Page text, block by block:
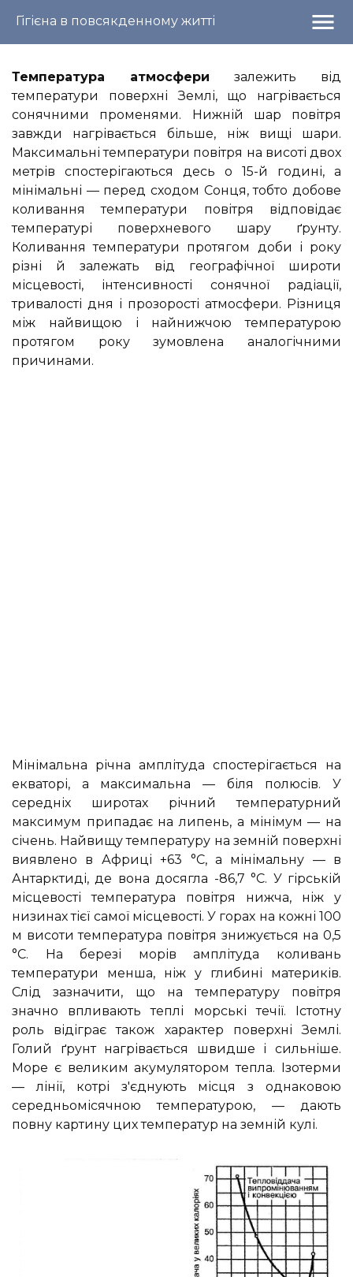
Гігієна в повсякденному житті menu
Температура атмосфери залежить від
температури поверхні Землі, що нагрівається
сонячними променями. Нижній шар повітря
завжди нагрівається більше, ніж вищі шари.
Максимальні температури повітря на висоті двох
метрів спостерігаються десь о 15-й годині, а
мінімальні — перед сходом Сонця, тобто добове
коливання температури повітря відповідає
температурі поверхневого шару ґрунту.
Коливання температури протягом доби і року
різні й залежать від географічної широти
місцевості, інтенсивності сонячної радіації,
тривалості дня і прозорості атмосфери. Різниця
між найвищою і найнижчою температурою
протягом року зумовлена аналогічними
причинами.
Мінімальна річна амплітуда спостерігається на
екваторі, а максимальна — біля полюсів. У
середніх широтах річний температурний
максимум припадає на липень, а мінімум — на
січень. Найвищу температуру на земній поверхні
виявлено в Африці +63 °С, а мінімальну — в
Антарктиді, де вона досягла -86,7 °С. У гірській
місцевості температура повітря нижча, ніж у
низинах тієї самої місцевості. У горах на кожні 100
м висоти температура повітря знижується на 0,5
°С. На березі морів амплітуда коливань
температури менша, ніж у глибині материків.
Слід зазначити, що на температуру повітря
значно впливають теплі морські течії. Істотну
роль відіграє також характер поверхні Землі.
Голий ґрунт нагрівається швидше і сильніше.
Море є великим акумулятором тепла. Ізотерми
— лінії, котрі з'єднують місця з однаковою
середньомісячною температурою, — дають
повну картину цих температур на земній кулі.